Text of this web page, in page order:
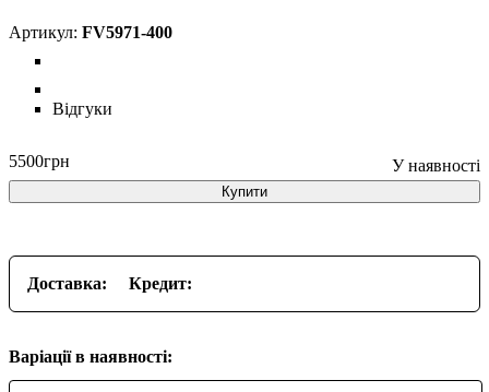
FV5971-400
Відгуки
5500грн
Купити
Доставка: Кредит:
Варіації в наявності: